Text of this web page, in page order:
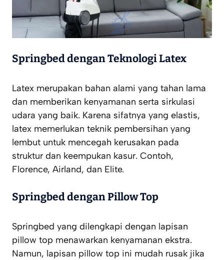
Springbed dengan Teknologi Latex
Latex merupakan bahan alami yang tahan lama
dan memberikan kenyamanan serta sirkulasi
udara yang baik. Karena sifatnya yang elastis,
latex memerlukan teknik pembersihan yang
lembut untuk mencegah kerusakan pada
struktur dan keempukan kasur. Contoh,
Florence, Airland, dan Elite.
Springbed dengan Pillow Top
Springbed yang dilengkapi dengan lapisan
pillow top menawarkan kenyamanan ekstra.
Namun, lapisan pillow top ini mudah rusak jika